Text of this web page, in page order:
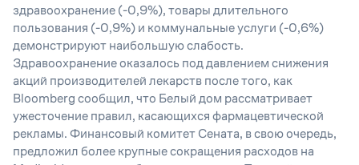
здравоохранение (-0,9%), товары длительного
пользования (-0,9%) и коммунальные услуги (-0,6%)
демонстрируют наибольшую слабость.
Здравоохранение оказалось под давлением снижения
акций производителей лекарств после того, как
Bloomberg сообщил, что Белый дом рассматривает
ужесточение правил, касающихся фармацевтической
рекламы. Финансовый комитет Сената, в свою очередь,
предложил более крупные сокращения расходов на